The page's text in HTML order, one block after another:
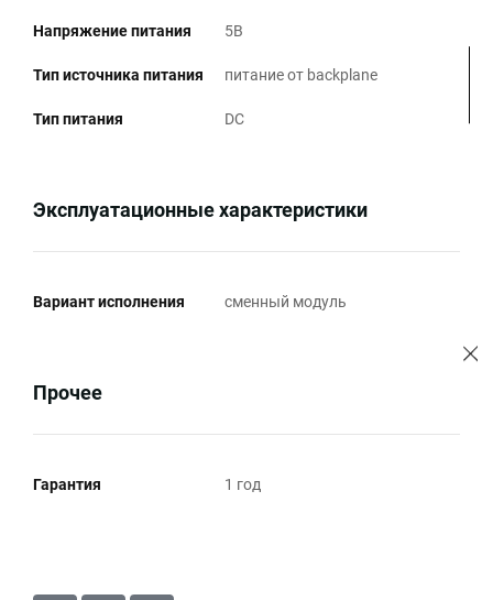
Напряжение питания 5В
Тип источника питания питание от backplane
Тип питания DC
Эксплуатационные характеристики
Вариант исполнения сменный модуль
Прочее
Гарантия 1 год